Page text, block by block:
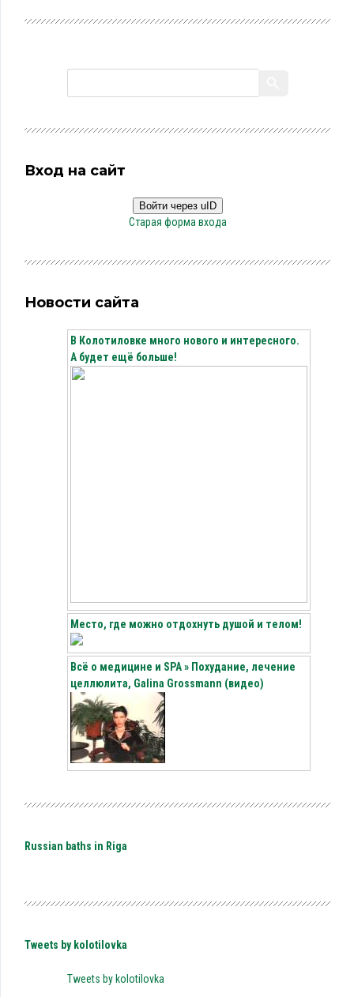
Вход на сайт
Войти через uID
Старая форма входа
Новости сайта
В Колотиловке много нового и интересного.
А будет ещё больше!
Место, где можно отдохнуть душой и телом!
Всё о медицине и SPA » Похудание, лечение
целлюлита, Galina Grossmann (видео)
Russian baths in Riga
Tweets by kolotilovka
Tweets by kolotilovka